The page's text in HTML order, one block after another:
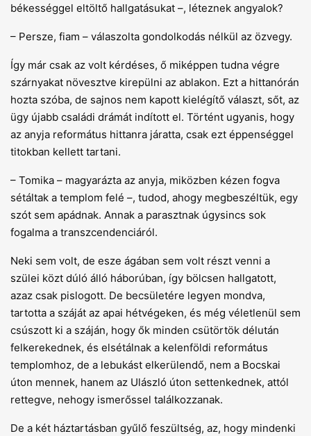
békességgel eltöltő hallgatásukat –, léteznek angyalok?
– Persze, fiam – válaszolta gondolkodás nélkül az özvegy.
Így már csak az volt kérdéses, ő miképpen tudna végre
szárnyakat növesztve kirepülni az ablakon. Ezt a hittanórán
hozta szóba, de sajnos nem kapott kielégítő választ, sőt, az
ügy újabb családi drámát indított el. Történt ugyanis, hogy
az anyja református hittanra járatta, csak ezt éppenséggel
titokban kellett tartani.
– Tomika – magyarázta az anyja, miközben kézen fogva
sétáltak a templom felé –, tudod, ahogy megbeszéltük, egy
szót sem apádnak. Annak a parasztnak úgysincs sok
fogalma a transzcendenciáról.
Neki sem volt, de esze ágában sem volt részt venni a
szülei közt dúló álló háborúban, így bölcsen hallgatott,
azaz csak pislogott. De becsületére legyen mondva,
tartotta a száját az apai hétvégeken, és még véletlenül sem
csúszott ki a száján, hogy ők minden csütörtök délután
felkerekednek, és elsétálnak a kelenföldi református
templomhoz, de a lebukást elkerülendő, nem a Bocskai
úton mennek, hanem az Ulászló úton settenkednek, attól
rettegve, nehogy ismerőssel találkozzanak.
De a két háztartásban gyűlő feszültség, az, hogy mindenki